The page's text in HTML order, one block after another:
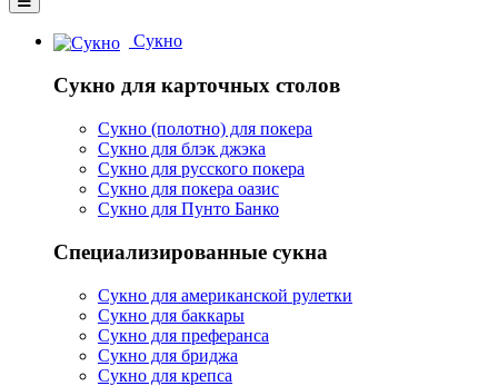
Сукно
Сукно для карточных столов
Сукно (полотно) для покера
Сукно для блэк джэка
Сукно для русского покера
Сукно для покера оазис
Сукно для Пунто Банко
Специализированные сукна
Сукно для американской рулетки
Сукно для баккары
Сукно для преферанса
Сукно для бриджа
Сукно для крепса